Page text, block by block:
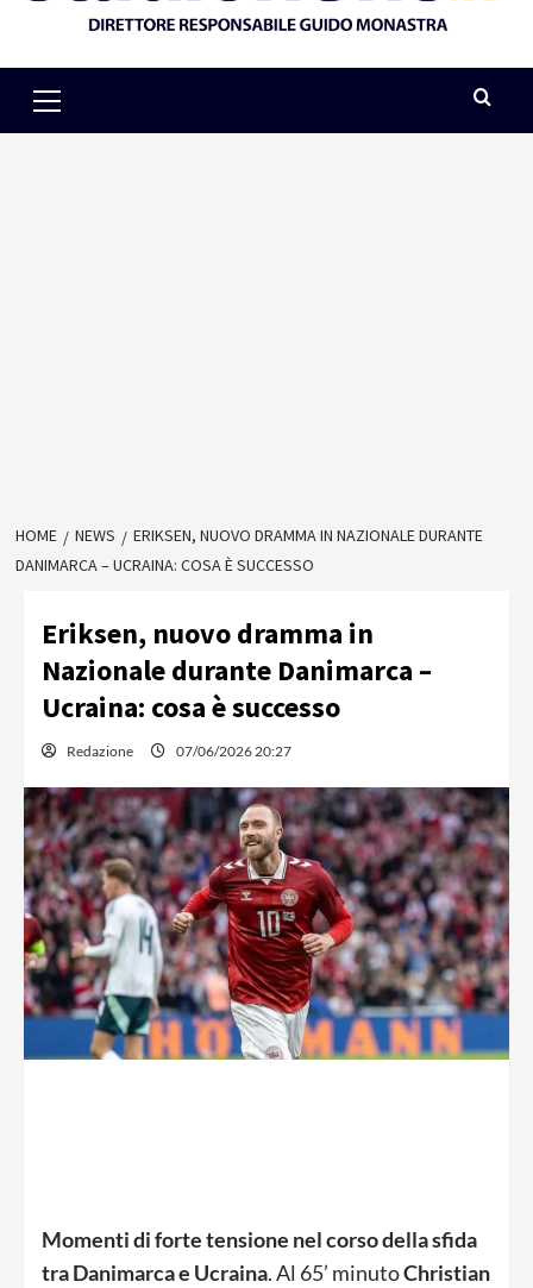
Menu
HOME NEWS
ERIKSEN, NUOVO DRAMMA IN NAZIONALE DURANTE
DANIMARCA – UCRAINA: COSA È SUCCESSO
Eriksen, nuovo dramma in
Nazionale durante Danimarca –
Ucraina: cosa è successo
Redazione 07/06/2026 20:27
Momenti di forte tensione nel corso della sfida
tra Danimarca e Ucraina. Al 65’ minutoChristian